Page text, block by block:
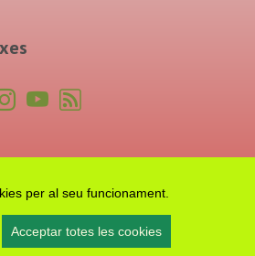
per al seu funcionament.
Acceptar totes les cookies